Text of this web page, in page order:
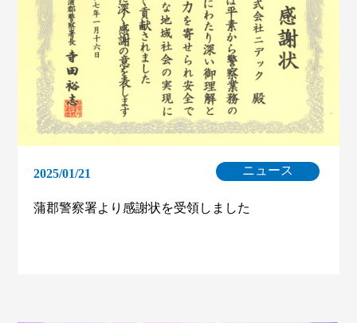
2025/01/21 ニュース
蒲郡警察署より感謝状を受領しました